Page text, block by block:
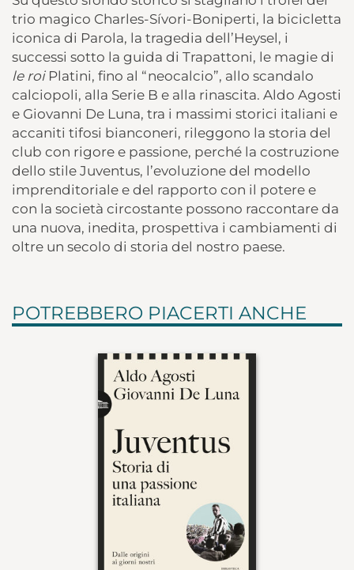
trio magico Charles-Sívori-Boniperti, la bicicletta
iconica di Parola, la tragedia dell’Heysel, i
successi sotto la guida di Trapattoni, le magie di
le roi Platini, fino al “neocalcio”, allo scandalo
calciopoli, alla Serie B e alla rinascita. Aldo Agosti
e Giovanni De Luna, tra i massimi storici italiani e
accaniti tifosi bianconeri, rileggono la storia del
club con rigore e passione, perché la costruzione
dello stile Juventus, l’evoluzione del modello
imprenditoriale e del rapporto con il potere e
con la società circostante possono raccontare da
una nuova, inedita, prospettiva i cambiamenti di
oltre un secolo di storia del nostro paese.
POTREBBERO PIACERTI ANCHE